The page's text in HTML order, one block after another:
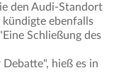
den Audi-Standort
ebenfalls
Schließung des
hieß es in